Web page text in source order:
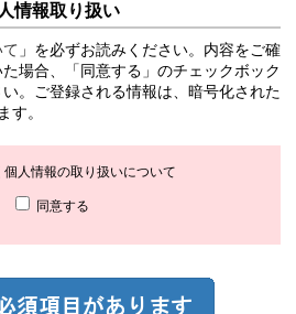
情報取り扱い
」を必ずお読みください。内容をご確
場合、「同意する」のチェックボック
。ご登録される情報は、暗号化された
す。
個人情報の取り扱いについて
同意する